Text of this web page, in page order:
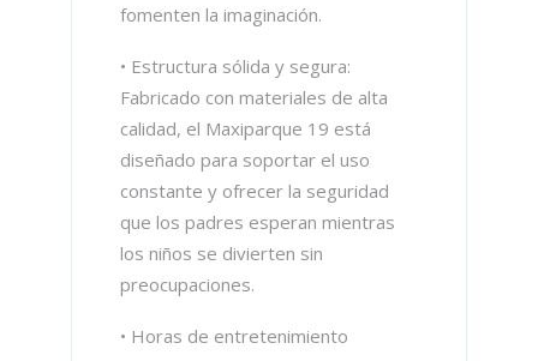
fomenten la imaginación.
• Estructura sólida y segura:
Fabricado con materiales de alta
calidad, el Maxiparque 19 está
diseñado para soportar el uso
constante y ofrecer la seguridad
que los padres esperan mientras
los niños se divierten sin
preocupaciones.
• Horas de entretenimiento